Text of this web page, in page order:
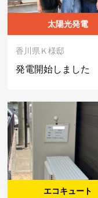
太陽光発電
香川県Ｋ様邸
発電開始しました
エコキュート